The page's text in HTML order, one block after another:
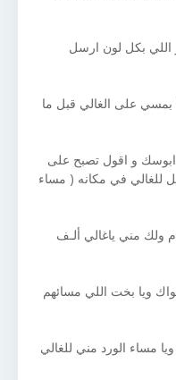
اللي بكل لون ارسل
بمسي على الغالي قبل ما
و اقول تصبح على
للغالي في مكانه ( مساء
ولك مني ياغالي ألـف
ويا بخت اللي مسائهم
مساء الورد مني للغالي